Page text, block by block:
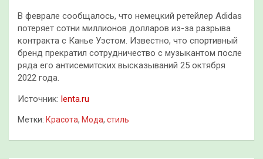
В феврале сообщалось, что немецкий ретейлер Adidas
потеряет сотни миллионов долларов из-за разрыва
контракта с Канье Уэстом. Известно, что спортивный
бренд прекратил сотрудничество с музыкантом после
ряда его антисемитских высказываний 25 октября
2022 года.
Источник: lenta.ru
Метки: Красота, Мода, стиль